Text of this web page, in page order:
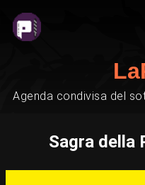
Agenda condivisa del
Sagra della